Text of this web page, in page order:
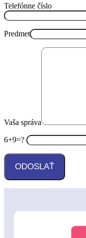
Telefónne číslo
Predmet
Vaša správa
6+9=?